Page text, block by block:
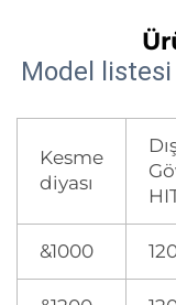
Model listesi
Kesme
diyası
&1000